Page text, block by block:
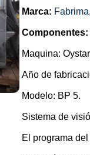
Marca: Fabrima
Componentes:
Maquina:
Año de
Modelo: BP 5.
Sistema de
El programa